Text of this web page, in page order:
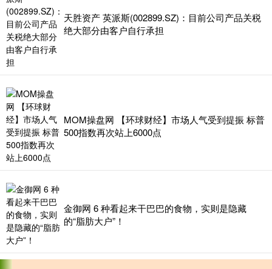
天胜资产 英派斯(002899.SZ)：目前公司产品关税
绝大部分由客户自行承担
MOM操盘网 【环球财经】市场人气受到提振 标普
500指数再次站上6000点
金御网 6 种看起来干巴巴的食物，实则是隐藏
的“脂肪大户”！